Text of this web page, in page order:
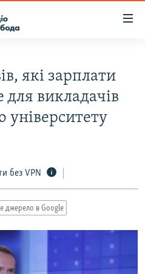
які зарплати
для викладачів
університету
без VPN
джерело в Google